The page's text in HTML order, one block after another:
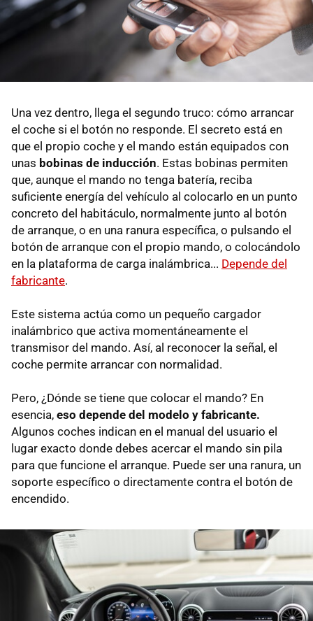
Una vez dentro, llega el segundo truco: cómo arrancar
el coche si el botón no responde. El secreto está en
que el propio coche y el mando están equipados con
unas bobinas de inducción. Estas bobinas permiten
que, aunque el mando no tenga batería, reciba
suficiente energía del vehículo al colocarlo en un punto
concreto del habitáculo, normalmente junto al botón
de arranque, o en una ranura específica, o pulsando el
botón de arranque con el propio mando, o colocándolo
en la plataforma de carga inalámbrica... Depende del
fabricante.
Este sistema actúa como un pequeño cargador
inalámbrico que activa momentáneamente el
transmisor del mando. Así, al reconocer la señal, el
coche permite arrancar con normalidad.
Pero, ¿Dónde se tiene que colocar el mando? En
esencia, eso depende del modelo y fabricante.
Algunos coches indican en el manual del usuario el
lugar exacto donde debes acercar el mando sin pila
para que funcione el arranque. Puede ser una ranura, un
soporte específico o directamente contra el botón de
encendido.